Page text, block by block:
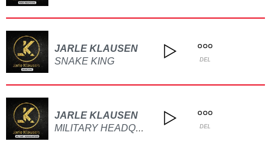
JARLE KLAUSEN
SNAKE KING
DEL
JARLE KLAUSEN
MILITARY HEADQUARTERS DEL